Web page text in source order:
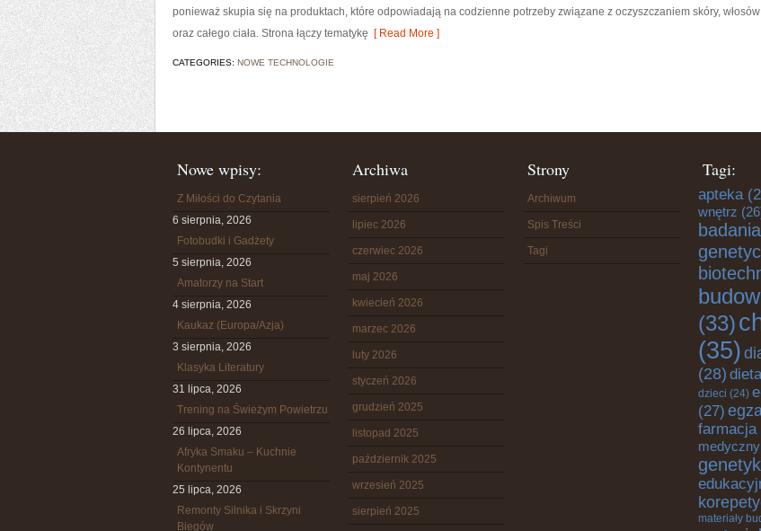
ponieważ skupia się na produktach, które odpowiadają na codzienne potrzeby związane z oczyszczaniem skóry, włosów
oraz całego ciała. Strona łączy tematykę [ Read More ]
CATEGORIES: NOWE TECHNOLOGIE
Nowe wpisy:
Z Miłości do Czytania
6 sierpnia, 2026
Fotobudki i Gadżety
5 sierpnia, 2026
Amatorzy na Start
4 sierpnia, 2026
Kaukaz (Europa/Azja)
3 sierpnia, 2026
Klasyka Literatury
31 lipca, 2026
Trening na Świeżym Powietrzu
26 lipca, 2026
Afryka Smaku – Kuchnie
Kontynentu
25 lipca, 2026
Remonty Silnika i Skrzyni
Biegów
Archiwa
sierpień 2026
lipiec 2026
czerwiec 2026
maj 2026
kwiecień 2026
marzec 2026
luty 2026
styczeń 2026
grudzień 2025
listopad 2025
październik 2025
wrzesień 2025
sierpień 2025
Strony
Archiwum
Spis Treści
Tagi
Tagi:
apteka
wnętrz
badania
(33)
(35)
(28) dieta
dzieci (24)
(27)
farmacja
medyczny
materiały